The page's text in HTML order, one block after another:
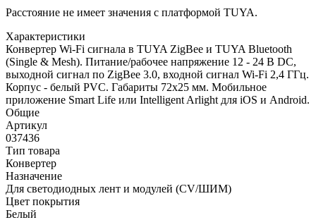
Расстояние не имеет значения с платформой TUYA.
Характеристики
Конвертер Wi-Fi сигнала в TUYA ZigBee и TUYA Bluetooth
(Single & Mesh). Питание/рабочее напряжение 12 - 24 В DC,
выходной сигнал по ZigBee 3.0, входной сигнал Wi-Fi 2,4 ГГц.
Корпус - белый PVC. Габариты 72х25 мм. Мобильное
приложение Smart Life или Intelligent Arlight для iOS и Android.
Общие
Артикул
037436
Тип товара
Конвертер
Назначение
Для светодиодных лент и модулей (CV/ШИМ)
Цвет покрытия
Белый